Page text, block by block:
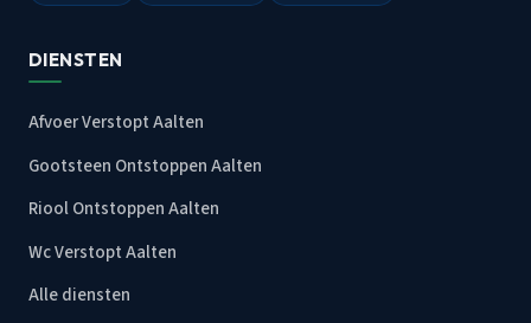
DIENSTEN
Afvoer Verstopt Aalten
Gootsteen Ontstoppen Aalten
Riool Ontstoppen Aalten
Wc Verstopt Aalten
Alle diensten